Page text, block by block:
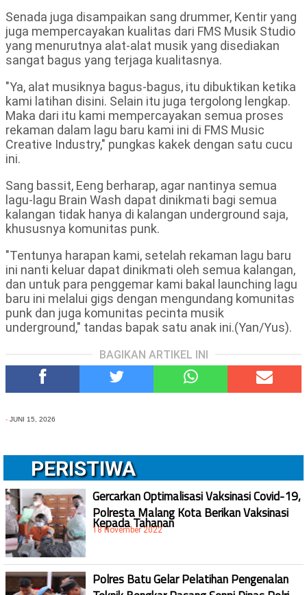
Senada juga disampaikan sang drummer, Kentir yang
juga mempercayakan kualitas dari FMS Musik Studio
yang menurutnya alat-alat musik yang disediakan
sangat bagus yang terjaga kualitasnya.
"Ya, alat musiknya bagus-bagus, itu dibuktikan ketika
kami latihan disini. Selain itu juga tergolong lengkap.
Maka dari itu kami mempercayakan semua proses
rekaman dalam lagu baru kami ini di FMS Music
Creative Industry," pungkas kakek dengan satu cucu
ini.
Sang bassit, Eeng berharap, agar nantinya semua
lagu-lagu Brain Wash dapat dinikmati bagi semua
kalangan tidak hanya di kalangan underground saja,
khususnya komunitas punk.
"Tentunya harapan kami, setelah rekaman lagu baru
ini nanti keluar dapat dinikmati oleh semua kalangan,
dan untuk para penggemar kami bakal launching lagu
baru ini melalui gigs dengan mengundang komunitas
punk dan juga komunitas pecinta musik
underground," tandas bapak satu anak ini.(Yan/Yus).
BAGIKAN ARTIKEL INI
- JUNI 15, 2026
PERISTIWA
Gercarkan Optimalisasi Vaksinasi Covid-19,
Polresta Malang Kota Berikan Vaksinasi
Kepada Tahanan
18 November 2022
Polres Batu Gelar Pelatihan Pengenalan
Teknik Bongkar Pasang Senpi Dinas Polri